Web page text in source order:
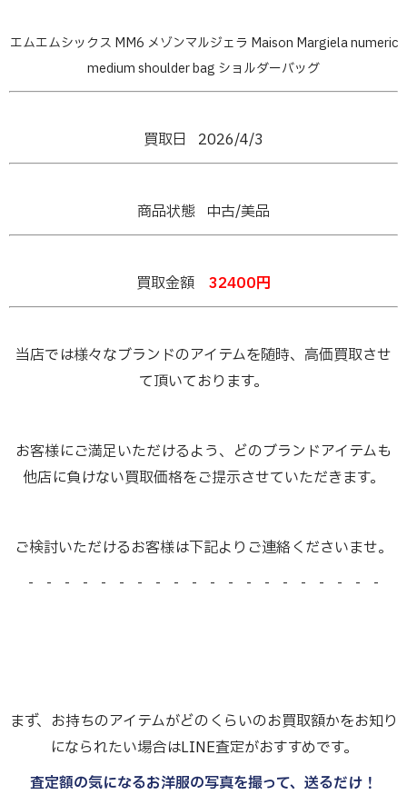
エムエムシックス MM6 メゾンマルジェラ Maison Margiela numeric
medium shoulder bag ショルダーバッグ
買取日 2026/4/3
商品状態 中古/美品
買取金額 32400円
当店では様々なブランドのアイテムを随時、高価買取させ
て頂いております。
お客様にご満足いただけるよう、どのブランドアイテムも
他店に負けない買取価格をご提示させていただきます。
ご検討いただけるお客様は下記よりご連絡くださいませ。
- - - - - - - - - - - - - - - - - - - -
まず、お持ちのアイテムがどのくらいのお買取額かをお知り
になられたい場合はLINE査定がおすすめです。
査定額の気になるお洋服の写真を撮って、送るだけ！